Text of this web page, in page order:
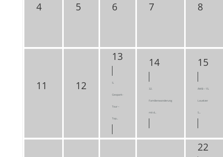
4 5 6 7 8
11 12
13
5.
Geopark-
Tour –
Top...
14
32.
Familienwanderung
mit d...
15
ÄWB – 15.
Lausitzer
S...
22